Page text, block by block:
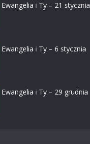
Ewangelia i Ty – 21 stycznia
Ewangelia i Ty – 6 stycznia
Ewangelia i Ty – 29 grudnia